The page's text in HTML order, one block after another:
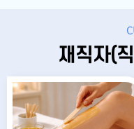
재직자(